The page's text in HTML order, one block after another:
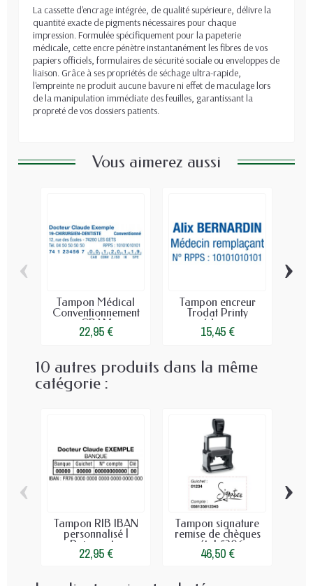
La cassette d'encrage intégrée, de qualité supérieure, délivre la
quantité exacte de pigments nécessaires pour chaque
impression. Formulée spécifiquement pour la papeterie
médicale, cette encre pénètre instantanément les fibres de vos
papiers officiels, formulaires de sécurité sociale ou enveloppes de
liaison. Grâce à ses propriétés de séchage ultra-rapide,
l'empreinte ne produit aucune bavure ni effet de maculage lors
de la manipulation immédiate des feuilles, garantissant la
propreté de vos dossiers patients.
Vous aimerez aussi
Tampon Médical
Conventionnement
CPAM
22,95 €
Tampon encreur
Trodat Printy
médecin...
15,45 €
‹ ›
10 autres produits dans la même
catégorie :
Tampon RIB IBAN
personnalisé |
Paiement...
22,95 €
Tampon signature
remise de chèques
métal 5206
46,50 €
‹ ›